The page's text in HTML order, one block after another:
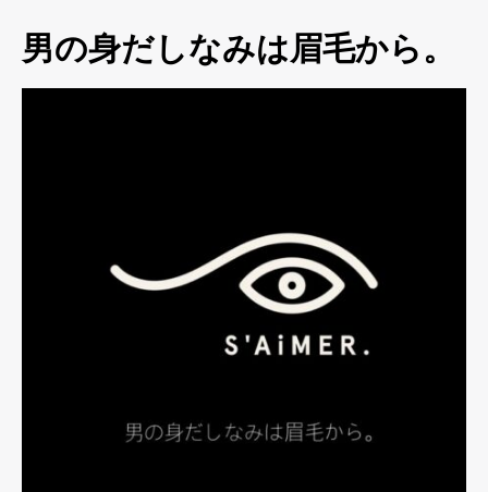
男の身だしなみは眉毛から。